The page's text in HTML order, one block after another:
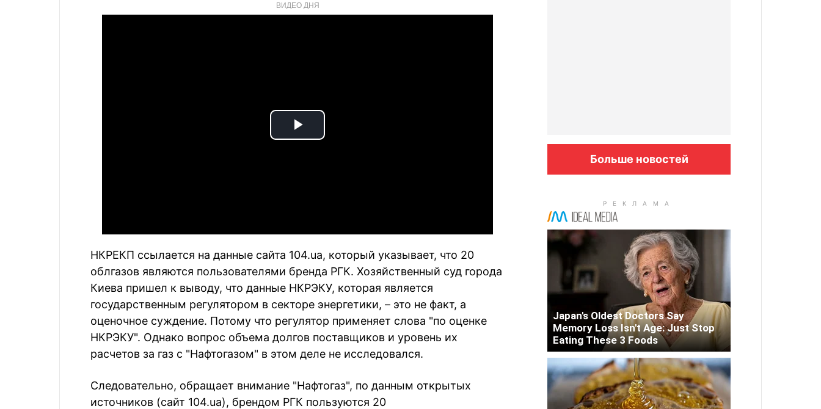
ВИДЕО ДНЯ
Play
НКРЕКП ссылается на данные сайта 104.ua, который указывает, что 20
облгазов являются пользователями бренда РГК. Хозяйственный суд города
Киева пришел к выводу, что данные НКРЭКУ, которая является
государственным регулятором в секторе энергетики, – это не факт, а
оценочное суждение. Потому что регулятор применяет слова "по оценке
НКРЭКУ". Однако вопрос объема долгов поставщиков и уровень их
расчетов за газ с "Нафтогазом" в этом деле не исследовался.
Следовательно, обращает внимание "Нафтогаз", по данным открытых
источников (сайт 104.ua), брендом РГК пользуются 20
Больше новостей